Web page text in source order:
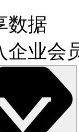
数据
企业会